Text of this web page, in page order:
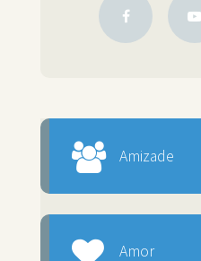
Amizade
Amor